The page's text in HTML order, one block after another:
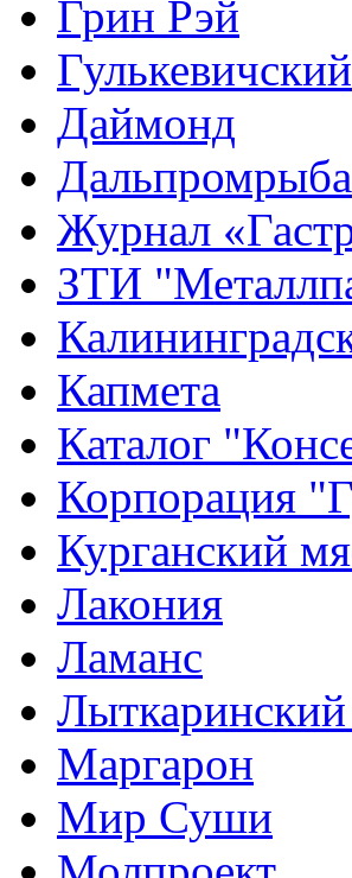
Грин Рэй
Гулькевичский
Даймонд
Дальпромрыба
Журнал
ЗТИ
Капмета
Каталог
Корпорация
Курганский
Лакония
Ламанс
Маргарон
Мир Суши